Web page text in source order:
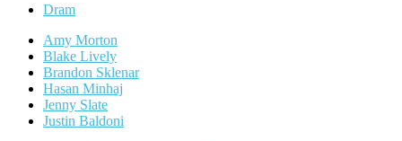
Dram
Amy Morton
Blake Lively
Brandon Sklenar
Hasan Minhaj
Jenny Slate
Justin Baldoni